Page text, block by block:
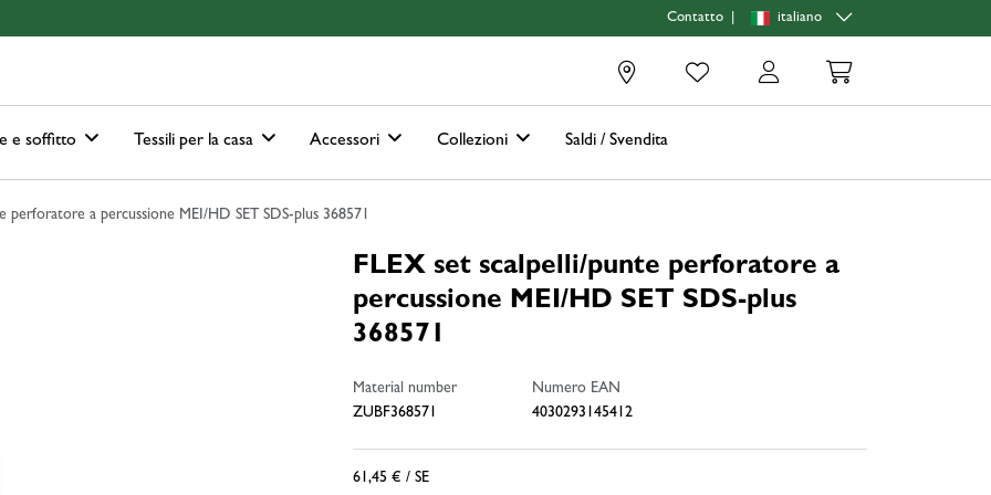
Contatto italiano
e soffitto Tessili per la casa Accessori Collezioni Saldi / Svendita
perforatore a percussione MEI/HD SET SDS-plus 368571
FLEX set scalpelli/punte perforatore a
percussione MEI/HD SET SDS-plus
368571
Material number
ZUBF368571
Numero EAN
4030293145412
61,45 € / SE